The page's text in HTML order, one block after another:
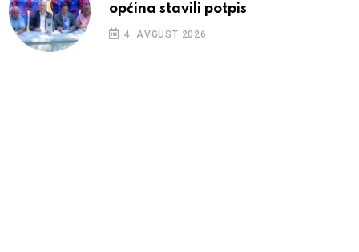
općina stavili potpis
4. AVGUST 2026.